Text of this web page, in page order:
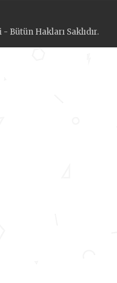
Bütün Hakları Saklıdır.